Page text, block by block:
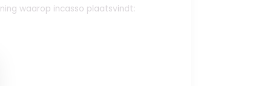
waarop incasso plaatsvindt: